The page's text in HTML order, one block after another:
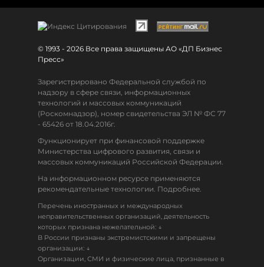
© 1993 - 2026 Все права защищены АО «ДП Бизнес
Пресс»
Зарегистрировано Федеральной службой по
надзору в сфере связи, информационных
технологий и массовых коммуникаций
(Роскомнадзор), номер свидетельства ЭЛ № ФС 77
- 65426 от 18.04.2016г.
Функционирует при финансовой поддержке
Министерства цифрового развития, связи и
массовых коммуникаций Российской Федерации.
На информационном ресурсе применяются
рекомендательные технологии. Подробнее.
Перечень иностранных и международных
неправительственных организаций, деятельность
которых признана нежелательной: ↓
В России признаны экстремистскими и запрещены
организации: ↓
Организации, СМИ и физические лица, признанные в